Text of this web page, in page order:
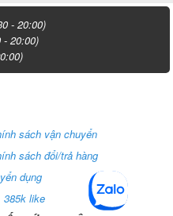
- 20:00)
- 20:00)
sách vận chuyển
sách đổi/trả hàng
dụng
385k like